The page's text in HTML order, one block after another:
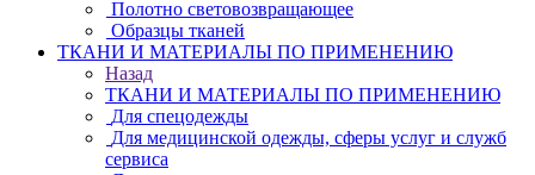
Полотно световозвращающее
Образцы тканей
ТКАНИ И МАТЕРИАЛЫ ПО ПРИМЕНЕНИЮ
Назад
ТКАНИ И МАТЕРИАЛЫ ПО ПРИМЕНЕНИЮ
Для спецодежды
Для медицинской одежды, сферы услуг и служб
сервиса